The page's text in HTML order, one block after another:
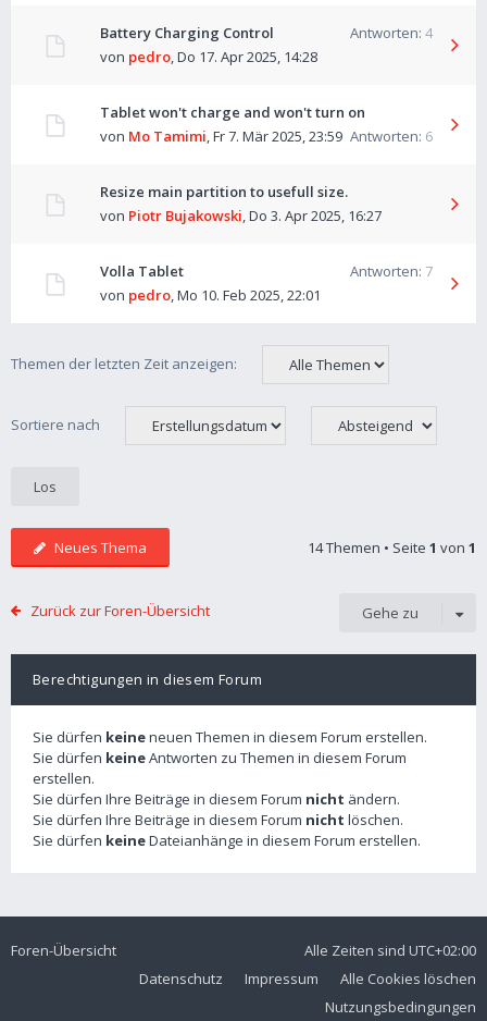
Battery Charging Control Antworten: 4
von pedro,Do 17. Apr 2025, 14:28
Tablet won't charge and won't turn on
Antworten: 6
von Mo Tamimi,Fr 7. Mär 2025, 23:59
Resize main partition to usefull size.
von Piotr Bujakowski,Do 3. Apr 2025, 16:27
Volla Tablet Antworten: 7
von pedro,Mo 10. Feb 2025, 22:01
Themen der letzten Zeit anzeigen:
Sortiere nach
Neues Thema 14 Themen • Seite 1 von 1
Zurück zur Foren-Übersicht Gehe zu
Berechtigungen in diesem Forum
Sie dürfen keineneuen Themen in diesem Forum erstellen.
Sie dürfen keineAntworten zu Themen in diesem Forum
erstellen.
Sie dürfen Ihre Beiträge in diesem Forum nicht ändern.
Sie dürfen Ihre Beiträge in diesem Forum nicht löschen.
Sie dürfen keineDateianhänge in diesem Forum erstellen.
Foren-Übersicht Alle Zeiten sind UTC+02:00
Alle Cookies löschen
Impressum
Datenschutz
Nutzungsbedingungen